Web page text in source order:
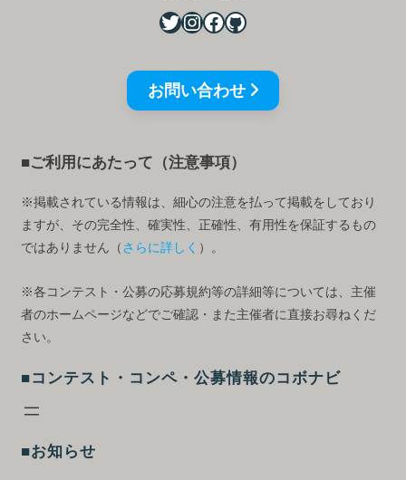
お問い合わせ
■ご利用にあたって（注意事項）
※掲載されている情報は、細心の注意を払って掲載をしており
ますが、その完全性、確実性、正確性、有用性を保証するもの
ではありません（ さらに詳しく ）。
※各コンテスト・公募の応募規約等の詳細等については、主催
者のホームページなどでご確認・また主催者に直接お尋ねくだ
さい。
■コンテスト・コンペ・公募情報のコボナビ
■お知らせ